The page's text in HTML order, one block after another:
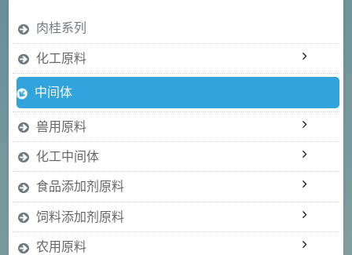
肉桂系列
化工原料
中间体
兽用原料
化工中间体
食品添加剂原料
饲料添加剂原料
农用原料